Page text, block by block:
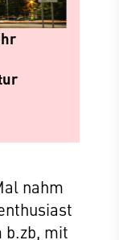
nahm
b.zb, mit